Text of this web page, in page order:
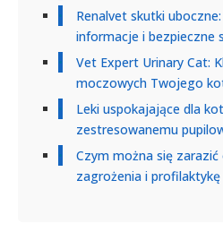
Renalvet skutki
informacje i bezpieczne
Vet Expert Urinary Cat:
moczowych Twojego
Leki uspokajające dla
zestresowanemu
Czym można się
zagrożenia i profilaktykę